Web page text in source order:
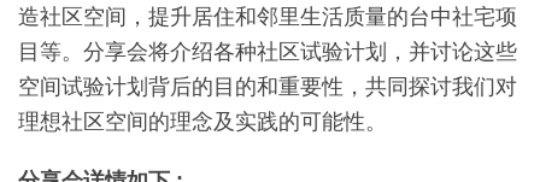
造社区空间，提升居住和邻里生活质量的台中社宅项
目等。分享会将介绍各种社区试验计划，并讨论这些
空间试验计划背后的目的和重要性，共同探讨我们对
理想社区空间的理念及实践的可能性。